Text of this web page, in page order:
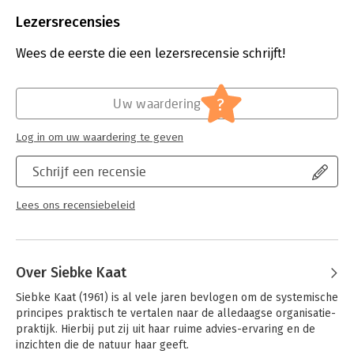
Bestandsformaat:
Uitgever:
Uitgeverij Het Noorderlicht
Hoofdrubriek: Organisatiekunde
Lezersrecensies
Wees de eerste die een lezersrecensie schrijft!
Schrijf een recensie
Lees ons recensiebeleid
Uw waardering ?
Log in om uw waardering te geven
Over Siebke Kaat
Siebke Kaat (1961) is al vele jaren bevlogen om de systemische
principes praktisch te vertalen naar de alledaagse organisatie-
praktijk. Hierbij put zij uit haar ruime advies-ervaring en de
inzichten die de natuur haar geeft.